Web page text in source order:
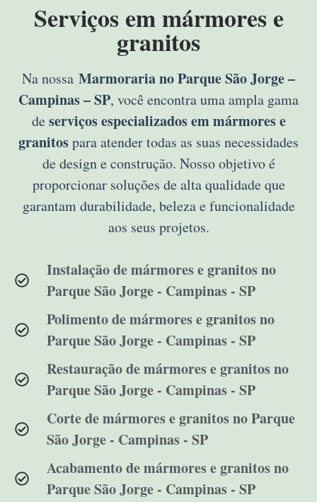
Serviços em mármores e
granitos
Na nossa Marmoraria no Parque São Jorge –
Campinas – SP, você encontra uma ampla gama
de serviços especializados em mármores e
granitospara atender todas as suas necessidades
de design e construção. Nosso objetivo é
proporcionar soluções de alta qualidade que
garantam durabilidade, beleza e funcionalidade
aos seus projetos.
Instalação de mármores e granitos no
Parque São Jorge - Campinas - SP
Polimento de mármores e granitos no
Parque São Jorge - Campinas - SP
Restauração de mármores e granitos no
Parque São Jorge - Campinas - SP
Corte de mármores e granitos no Parque
São Jorge - Campinas - SP
Acabamento de mármores e granitos no
Parque São Jorge - Campinas - SP